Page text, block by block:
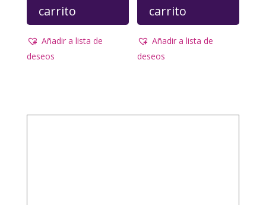
2.900,00€.
carrito
Añadir a lista de
deseos
2.900,00€.
carrito
Añadir a lista de
deseos